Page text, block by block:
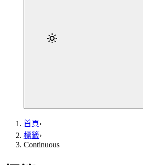
首頁›
標籤›
Continuous